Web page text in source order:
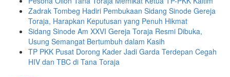
Zadrak Tombeg Hadiri Pembukaan Sidang Sinode Gereja
Toraja, Harapkan Keputusan yang Penuh Hikmat
Sidang Sinode Am XXVI Gereja Toraja Resmi Dibuka,
Usung Semangat Bertumbuh dalam Kasih
TP PKK Pusat Dorong Kader Jadi Garda Terdepan Cegah
HIV dan TBC di Tana Toraja